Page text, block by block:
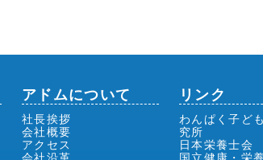
アドムについて
社長挨拶
会社概要
アクセス
リンク
わんぱく子ど
究所
日本栄養士会